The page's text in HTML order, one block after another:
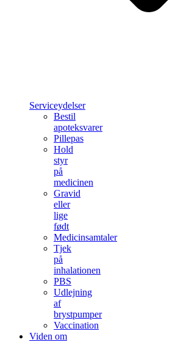
Serviceydelser
Bestil
apoteksvarer
Pillepas
Hold
styr
på
medicinen
Gravid
eller
lige
født
Medicinsamtaler
Tjek
på
inhalationen
PBS
Udlejning
af
brystpumper
Vaccination
Viden om